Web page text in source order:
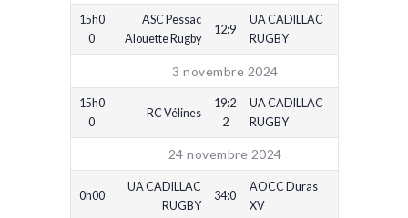
15h0
0
ASC Pessac
Alouette Rugby
12:9
UA CADILLAC
RUGBY
3 novembre 2024
15h0
0
RC Vélines
19:2
2
UA CADILLAC
RUGBY
24 novembre 2024
0h00
UA CADILLAC
RUGBY
34:0
AOCC Duras
XV